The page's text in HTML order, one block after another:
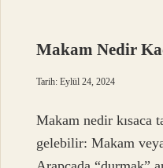
Makam Nedir
Tarih: Eylül 24, 2024
Makam nedir kısaca
gelebilir: Makam